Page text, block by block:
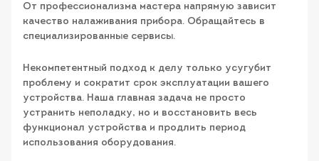
От профессионализма мастера напрямую зависит
качество налаживания прибора. Обращайтесь в
специализированные сервисы.
Некомпетентный подход к делу только усугубит
проблему и сократит срок эксплуатации вашего
устройства. Наша главная задача не просто
устранить неполадку, но и восстановить весь
функционал устройства и продлить период
использования оборудования.